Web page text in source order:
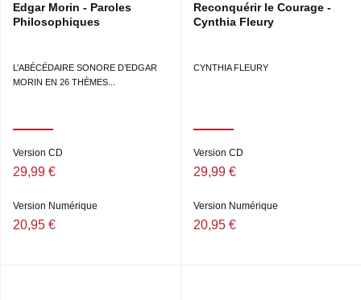
Edgar Morin - Paroles
Philosophiques
L’ABÉCÉDAIRE SONORE D’EDGAR
MORIN EN 26 THÈMES...
Version CD
29,99 €
Version Numérique
20,95 €
Reconquérir le Courage -
Cynthia Fleury
CYNTHIA FLEURY
Version CD
29,99 €
Version Numérique
20,95 €